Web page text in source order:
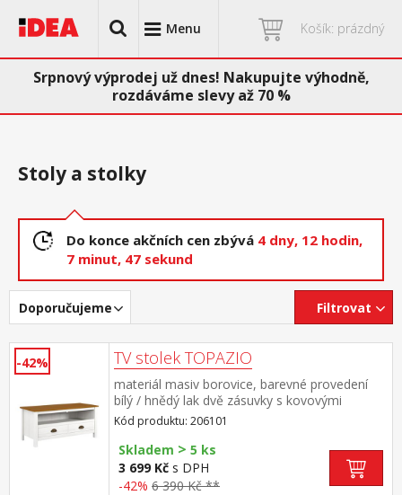
Menu Košík: prázdný
Srpnový výprodej už dnes! Nakupujte výhodně,
rozdáváme slevy až 70 %
Stoly a stolky
Do konce akčních cen zbývá 4 dny, 12 hodin,
7 minut, 47 sekund
Doporučujeme Filtrovat
-42% TV stolek TOPAZIO
materiál masiv borovice, barevné provedení
bílý / hnědý lak dvě zásuvky s kovovými
úchytkami a pojezdy, jedna police
Kód produktu: 206101
Skladem > 5 ks
3 699 Kč s DPH
-42% 6 390 Kč **